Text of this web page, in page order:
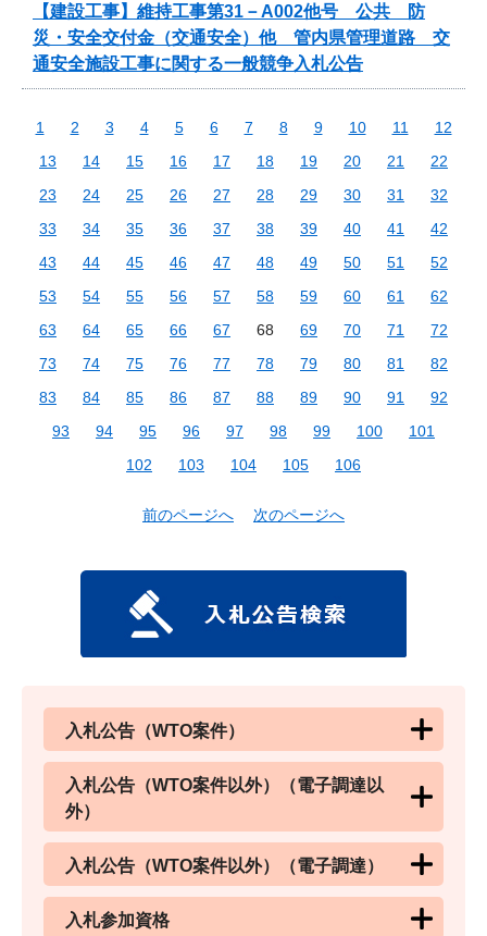
【建設工事】維持工事第31－A002他号 公共 防
災・安全交付金（交通安全）他 管内県管理道路 交
通安全施設工事に関する一般競争入札公告
1 2 3 4 5 6 7 8 9 10 11
12
13
14 15 16 17 18 19 20 21
22
23
24 25 26 27 28 29 30 31
32
33
34 35 36 37 38 39 40 41
42
43
44 45 46 47 48 49 50 51
52
53
54 55 56 57 58 59 60 61
62
63
64 65 66 67 68 69 70 71
72
73
74 75 76 77 78 79 80 81
82
83
84 85 86 87 88 89 90 91
92
93
94 95 96 97 98 99 100
101
102
103 104 105 106
前のページへ 次のページへ
入札公告（WTO案件）
入札公告（WTO案件以外）（電子調達以
外）
入札公告（WTO案件以外）（電子調達）
入札参加資格